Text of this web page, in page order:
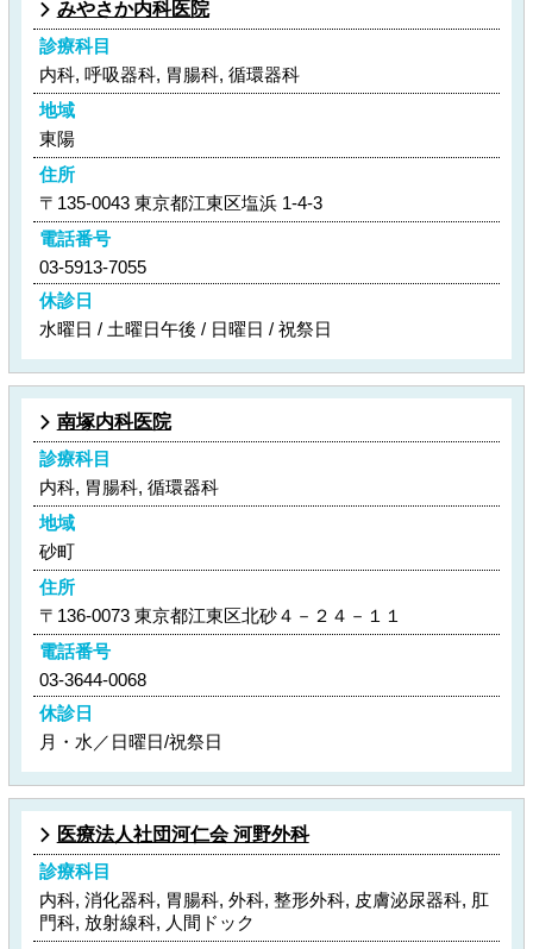
みやさか内科医院
診療科目
内科, 呼吸器科, 胃腸科, 循環器科
地域
東陽
住所
〒135-0043 東京都江東区塩浜 1-4-3
電話番号
03-5913-7055
休診日
水曜日 / 土曜日午後 / 日曜日 / 祝祭日
南塚内科医院
診療科目
内科, 胃腸科, 循環器科
地域
砂町
住所
〒136-0073 東京都江東区北砂４－２４－１１
電話番号
03-3644-0068
休診日
月・水／日曜日/祝祭日
医療法人社団河仁会 河野外科
診療科目
内科, 消化器科, 胃腸科, 外科, 整形外科, 皮膚泌尿器科, 肛
門科, 放射線科, 人間ドック